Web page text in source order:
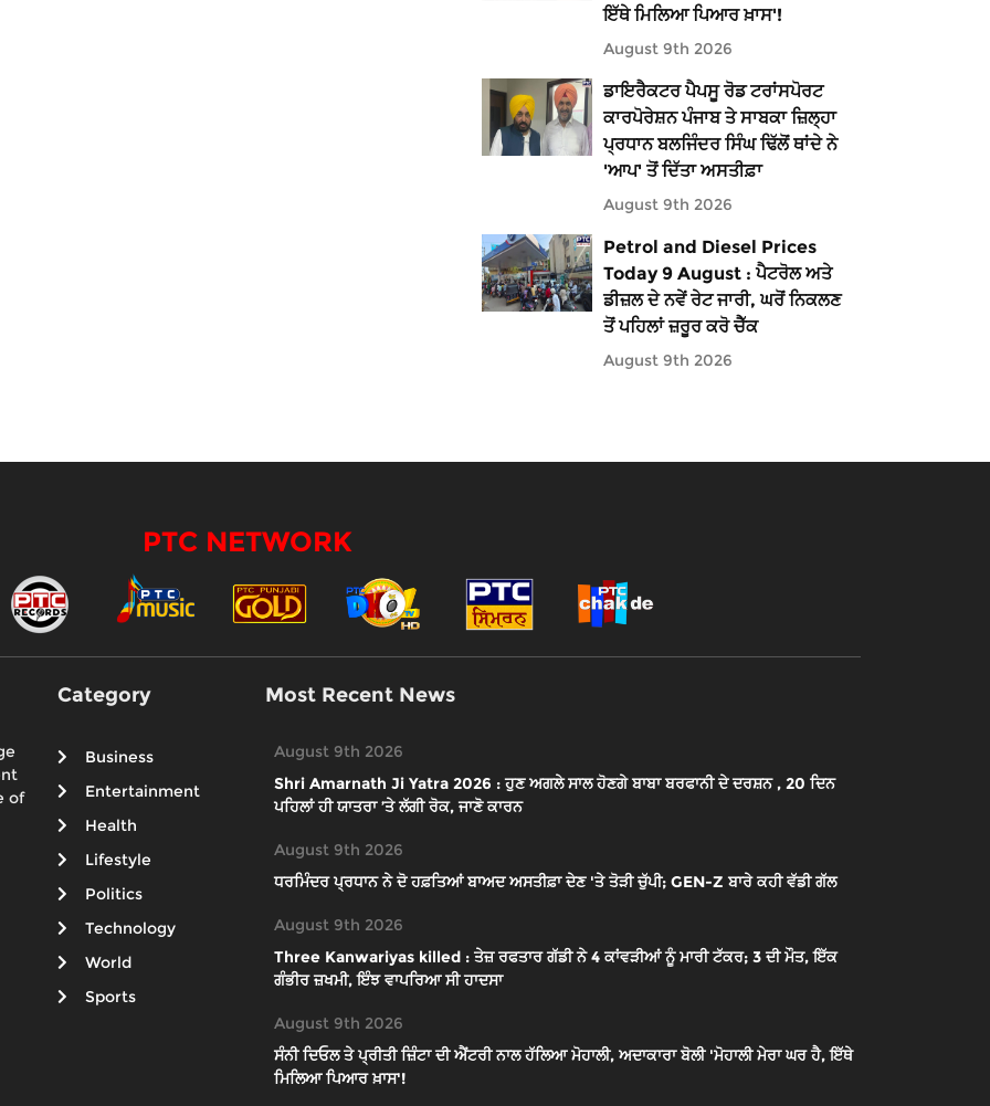
ਇੱਥੇ ਮਿਲਿਆ ਪਿਆਰ ਖ਼ਾਸ'!
August 9th 2026
ਡਾਇਰੈਕਟਰ ਪੈਪਸੂ ਰੋਡ ਟਰਾਂਸਪੋਰਟ
ਕਾਰਪੋਰੇਸ਼ਨ ਪੰਜਾਬ ਤੇ ਸਾਬਕਾ ਜ਼ਿਲ੍ਹਾ
ਪ੍ਰਧਾਨ ਬਲਜਿੰਦਰ ਸਿੰਘ ਢਿੱਲੋਂ ਥਾਂਦੇ ਨੇ
'ਆਪ' ਤੋਂ ਦਿੱਤਾ ਅਸਤੀਫ਼ਾ
August 9th 2026
Petrol and Diesel Prices
Today 9 August : ਪੈਟਰੋਲ ਅਤੇ
ਡੀਜ਼ਲ ਦੇ ਨਵੇਂ ਰੇਟ ਜਾਰੀ, ਘਰੋਂ ਨਿਕਲਣ
ਤੋਂ ਪਹਿਲਾਂ ਜ਼ਰੂਰ ਕਰੋ ਚੈੱਕ
August 9th 2026
PTC NETWORK
of
Category
Business
Entertainment
Health
Lifestyle
Politics
Technology
World
Sports
Most Recent News
August 9th 2026
Shri Amarnath Ji Yatra 2026 : ਹੁਣ ਅਗਲੇ ਸਾਲ ਹੋਣਗੇ ਬਾਬਾ ਬਰਫਾਨੀ ਦੇ ਦਰਸ਼ਨ , 20 ਦਿਨ
ਪਹਿਲਾਂ ਹੀ ਯਾਤਰਾ ’ਤੇ ਲੱਗੀ ਰੋਕ, ਜਾਣੋ ਕਾਰਨ
August 9th 2026
ਧਰਮਿੰਦਰ ਪ੍ਰਧਾਨ ਨੇ ਦੋ ਹਫ਼ਤਿਆਂ ਬਾਅਦ ਅਸਤੀਫ਼ਾ ਦੇਣ 'ਤੇ ਤੋੜੀ ਚੁੱਪੀ; GEN-Z ਬਾਰੇ ਕਹੀ ਵੱਡੀ ਗੱਲ
August 9th 2026
Three Kanwariyas killed : ਤੇਜ਼ ਰਫਤਾਰ ਗੱਡੀ ਨੇ 4 ਕਾਂਵੜੀਆਂ ਨੂੰ ਮਾਰੀ ਟੱਕਰ; 3 ਦੀ ਮੌਤ, ਇੱਕ
ਗੰਭੀਰ ਜ਼ਖਮੀ, ਇੰਝ ਵਾਪਰਿਆ ਸੀ ਹਾਦਸਾ
August 9th 2026
ਸੰਨੀ ਦਿਓਲ ਤੇ ਪ੍ਰੀਤੀ ਜ਼ਿੰਟਾ ਦੀ ਐਂਟਰੀ ਨਾਲ ਹੱਲਿਆ ਮੋਹਾਲੀ, ਅਦਾਕਾਰਾ ਬੋਲੀ 'ਮੋਹਾਲੀ ਮੇਰਾ ਘਰ ਹੈ, ਇੱਥੇ
ਮਿਲਿਆ ਪਿਆਰ ਖ਼ਾਸ'!